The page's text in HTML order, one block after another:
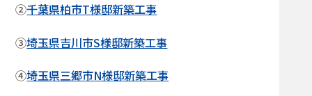
②千葉県柏市T様邸新築工事
③埼玉県吉川市S様邸新築工事
④埼玉県三郷市N様邸新築工事